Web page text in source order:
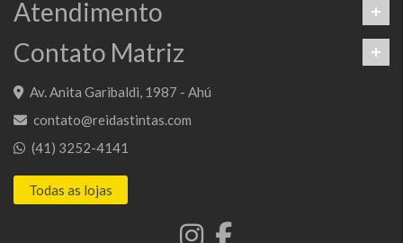
Atendimento
Contato Matriz
Av. Anita Garibaldi, 1987 - Ahú
contato@reidastintas.com
(41) 3252-4141
Todas as lojas